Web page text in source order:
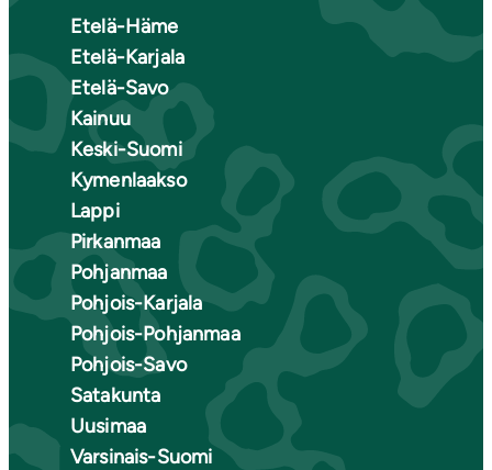
Etelä-Häme
Etelä-Karjala
Etelä-Savo
Kainuu
Keski-Suomi
Kymenlaakso
Lappi
Pirkanmaa
Pohjanmaa
Pohjois-Karjala
Pohjois-Pohjanmaa
Pohjois-Savo
Satakunta
Uusimaa
Varsinais-Suomi